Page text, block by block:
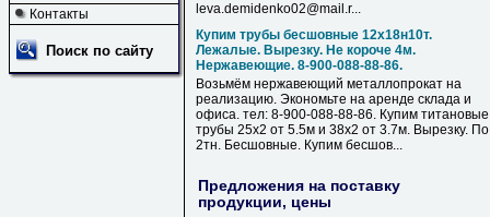
Контакты
Поиск по сайту
leva.demidenko02@mail.r...
Купим трубы бесшовные 12х18н10т.
Лежалые. Вырезку. Не короче 4м.
Нержавеющие. 8-900-088-88-86.
Возьмём нержавеющий металлопрокат на
реализацию. Экономьте на аренде склада и
офиса. тел: 8-900-088-88-86. Купим титановые
трубы 25х2 от 5.5м и 38х2 от 3.7м. Вырезку. По
2тн. Бесшовные. Купим бесшов...
Предложения на поставку
продукции, цены